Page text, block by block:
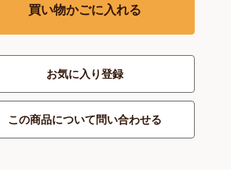
買い物かごに入れる
お気に入り登録
この商品について問い合わせる